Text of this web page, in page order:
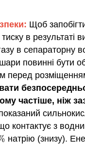
Щоб
в результаті
в сепараторну
шари повинні бути
перед
частіше, ніж
контактує з
натрію (знизу).